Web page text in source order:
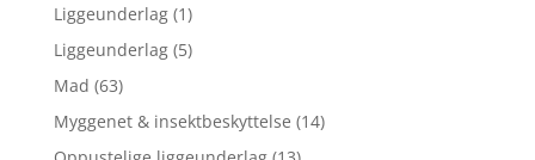
Liggeunderlag (1)
Liggeunderlag (5)
Mad (63)
Myggenet & insektbeskyttelse (14)